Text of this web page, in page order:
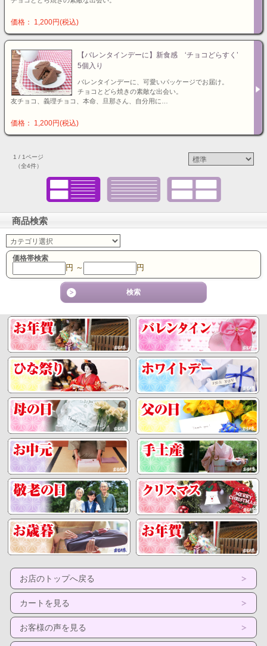
価格： 1,200円(税込)
【バレンタインデーに】新食感 ‘チョコどらすく’
5個入り
バレンタインデーに、可愛いパッケージでお届け。
チョコとどら焼きの素敵な出会い。
友チョコ、義理チョコ、本命、旦那さん、自分用に…
価格： 1,200円(税込)
1 / 1ページ
（全4件）
商品検索
価格帯検索
円 ～ 円
お店のトップへ戻る
カートを見る
お客様の声を見る